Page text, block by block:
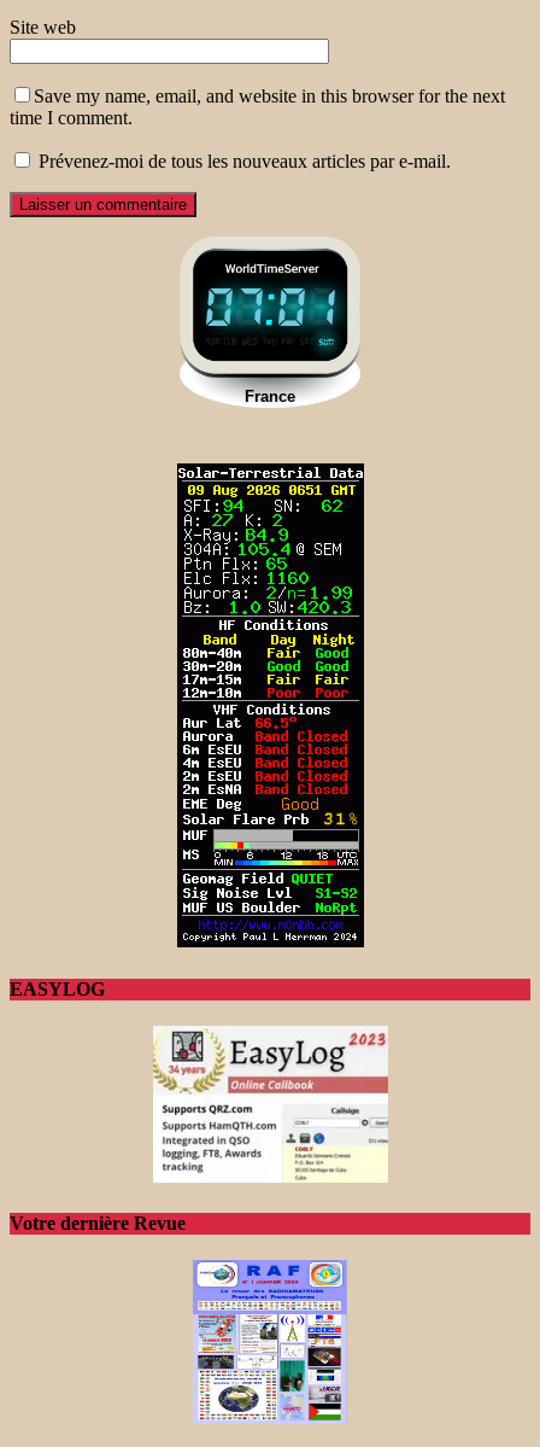
Site web
Save my name, email, and website in this browser for the next
time I comment.
Prévenez-moi de tous les nouveaux articles par e-mail.
EASYLOG
Votre dernière Revue